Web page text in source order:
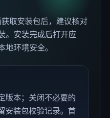
取安装包后，建议核对
。安装完成后打开应
环境安全。
版本；关闭不必要的
安装包校验记录。首